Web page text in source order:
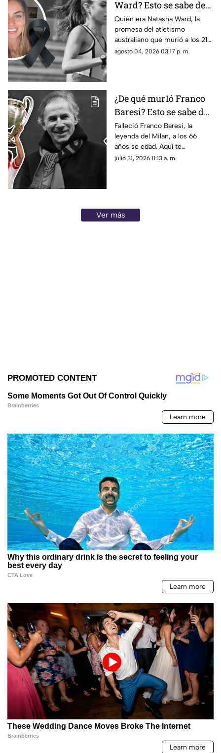
Ward? Esto se sabe de
la mu3rt3 de la joven
promesa del atletismo
a los 21 años
Quién era Natasha Ward, la
promesa del atletismo
australiano que murió a los 21
años. Conoce su trayectoria,
agosto 04, 2026 03:17 p. m.
¿De qué mur1ó Franco
Baresi? Esto se sabe del
fallecimiento de la
leyenda del Milan a los
66 años de edad
Falleció Franco Baresi, la
leyenda del Milan, a los 66
años se edad. Aquí te
compartimos todos los
julio 31, 2026 11:13 a. m.
Ver más